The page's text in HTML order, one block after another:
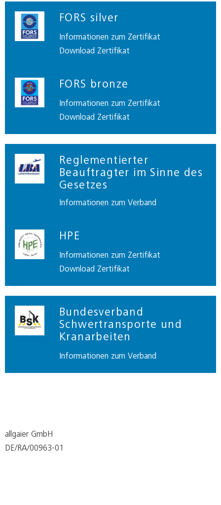
FORS silver
Informationen zum Zertifikat
Download Zertifikat
FORS bronze
Informationen zum Zertifikat
Download Zertifikat
Reglementierter
Beauftragter im Sinne des
Gesetzes
Informationen zum Verband
HPE
Informationen zum Zertifikat
Download Zertifikat
Bundesverband
Schwertransporte und
Kranarbeiten
Informationen zum Verband
allgaier GmbH
DE/RA/00963-01